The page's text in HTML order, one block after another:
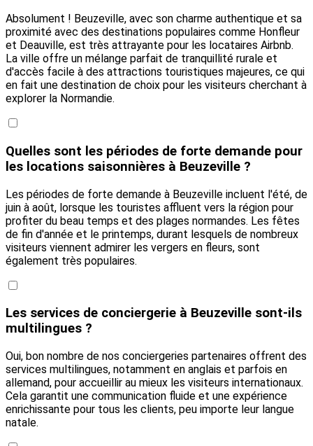
Absolument ! Beuzeville, avec son charme authentique et sa
proximité avec des destinations populaires comme Honfleur
et Deauville, est très attrayante pour les locataires Airbnb.
La ville offre un mélange parfait de tranquillité rurale et
d'accès facile à des attractions touristiques majeures, ce qui
en fait une destination de choix pour les visiteurs cherchant à
explorer la Normandie.
Quelles sont les périodes de forte demande pour
les locations saisonnières à Beuzeville ?
Les périodes de forte demande à Beuzeville incluent l'été, de
juin à août, lorsque les touristes affluent vers la région pour
profiter du beau temps et des plages normandes. Les fêtes
de fin d'année et le printemps, durant lesquels de nombreux
visiteurs viennent admirer les vergers en fleurs, sont
également très populaires.
Les services de conciergerie à Beuzeville sont-ils
multilingues ?
Oui, bon nombre de nos conciergeries partenaires offrent des
services multilingues, notamment en anglais et parfois en
allemand, pour accueillir au mieux les visiteurs internationaux.
Cela garantit une communication fluide et une expérience
enrichissante pour tous les clients, peu importe leur langue
natale.